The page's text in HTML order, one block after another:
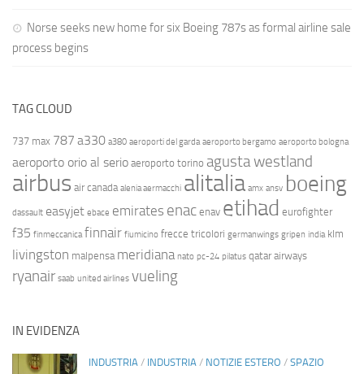
Norse seeks new home for six Boeing 787s as formal airline sale
process begins
TAG CLOUD
737 max 787 a330 a380 aeroporti del garda aeroporto bergamo aeroporto bologna
aeroporto orio al serio aeroporto torino agusta westland
airbus air canada alenia aermacchi alitalia amx ansv boeing
dassault easyjet ebace emirates enac enav etihad eurofighter
f35 finmeccanica finnair fiumicino frecce tricolori germanwings gripen india klm
livingston malpensa meridiana nato pc-24 pilatus qatar airways
ryanair saab united airlines vueling
IN EVIDENZA
INDUSTRIA / INDUSTRIA / NOTIZIE ESTERO / SPAZIO